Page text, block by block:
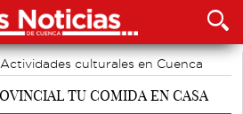
Actividades culturales en Cuenca